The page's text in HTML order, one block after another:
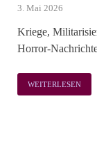
3. Mai 2026
Kriege,
Horror-
WEITERLESEN